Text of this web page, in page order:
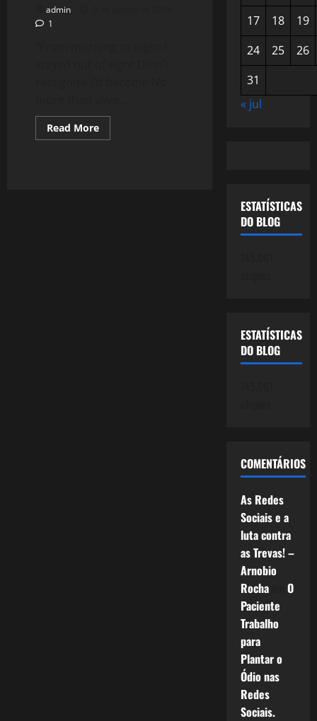
admin
1
Read MoreRead
more
17
18
19
24
25
26
31
« jul
ESTATÍSTICAS
DO BLOG
ESTATÍSTICAS
DO BLOG
COMENTÁRIOS
As Redes
Sociais e a
luta contra
as Trevas! –
Arnobio
Rochaem O
Paciente
Trabalho
para
Plantar o
Ódio nas
Redes
Sociais.